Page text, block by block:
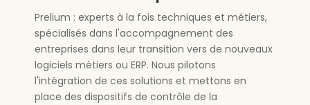
Prelium : experts à la fois techniques et métiers,
spécialisés dans l'accompagnement des
entreprises dans leur transition vers de nouveaux
logiciels métiers ou ERP. Nous pilotons
l'intégration de ces solutions et mettons en
place des dispositifs de contrôle de la